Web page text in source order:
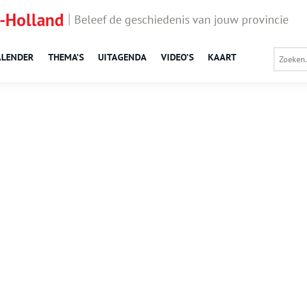
Holland Beleef de geschiedenis van jouw provincie
THEMA’S UITAGENDA VIDEO’S KAART